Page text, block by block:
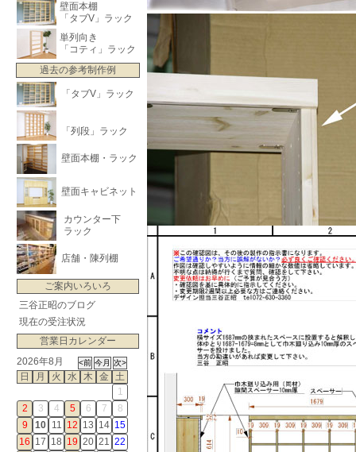
壁面本棚
「タブV」ラック
単列向き
「コティ」ラック
過去の参考制作例
「タブV」ラック
「列段」ラック
壁面本棚・ラック
壁面キャビネット
カウンター下
ラック
店舗・陳列棚
ご案内いろいろ
三谷正昭のブログ
現在の受注状況
営業日カレンダー
2026年8月
日
月 火 水 木 金
土
1
2
3 4 5 6 7
8
9
10 11 12 13 14 15
16 17 18 19 20 21 22